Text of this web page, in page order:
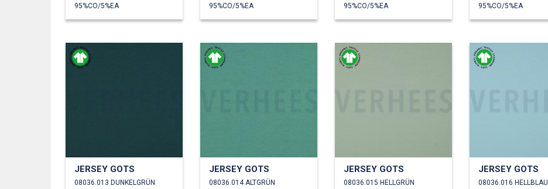
95%CO/5%EA
95%CO/5%EA
95%CO/5%EA
95%CO/5%EA
JERSEY GOTS
08036.013 DUNKELGRÜN
JERSEY GOTS
08036.014 ALTGRÜN
JERSEY GOTS
08036.015 HELLGRÜN
JERSEY GOTS
08036.016 HELLBLAU